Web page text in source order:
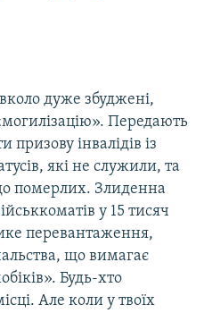
дуже збуджені,
Передають
призову інвалідів із
які не служили, та
померлих. Злиденна
у 15 тисяч
перевантаження,
що вимагає
Будь-хто
Але коли у твоїх